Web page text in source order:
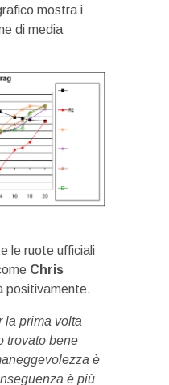
mostra i
di media
le ruote ufficiali
Chris
positivamente.
la prima volta
trovato bene
è
è più